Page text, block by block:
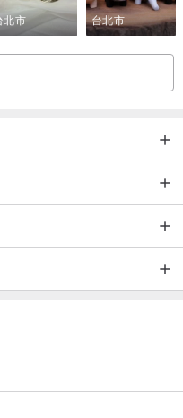
北市 台北市